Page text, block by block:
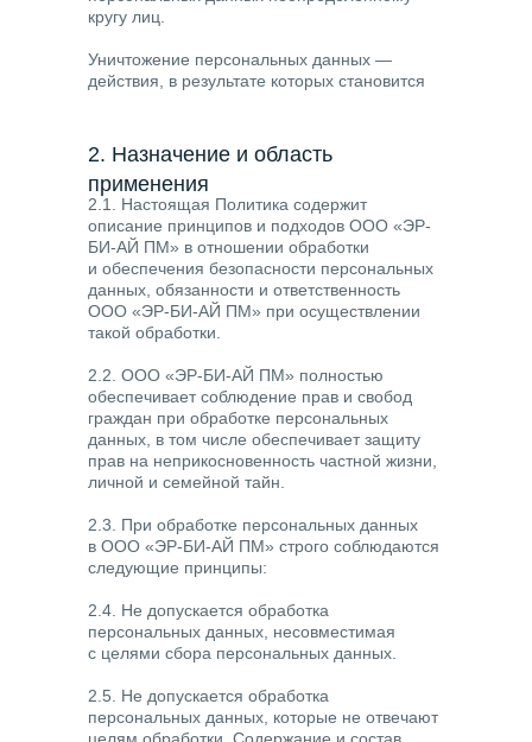
кругу лиц.
Уничтожение персональных данных —
действия, в результате которых становится
системе персональных данных и/или
в результате которых уничтожаются
материальные носители персональных
данных.
2. Назначение и область
применения
2.1. Настоящая Политика содержит
описание принципов и подходов ООО «ЭР-
БИ-АЙ ПМ» в отношении обработки
и обеспечения безопасности персональных
данных, обязанности и ответственность
ООО «ЭР-БИ-АЙ ПМ» при осуществлении
такой обработки.
2.2. ООО «ЭР-БИ-АЙ ПМ» полностью
обеспечивает соблюдение прав и свобод
граждан при обработке персональных
данных, в том числе обеспечивает защиту
прав на неприкосновенность частной жизни,
личной и семейной тайн.
2.3. При обработке персональных данных
в ООО «ЭР-БИ-АЙ ПМ» строго соблюдаются
следующие принципы:
2.4. Не допускается обработка
персональных данных, несовместимая
с целями сбора персональных данных.
2.5. Не допускается обработка
персональных данных, которые не отвечают
целям обработки. Содержание и состав